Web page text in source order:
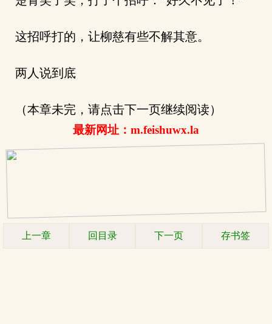
这招呼打的，让柳慈有些不解其意。
两人说到底
（本章未完，请点击下一页继续阅读）
最新网址：m.feishuwx.la
上一章 回目录 下一页 存书签